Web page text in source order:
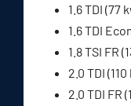
1.6 TDI (77
1.6 TDI
1.8 TSI FR
2.0 TDI
2.0 TDI FR